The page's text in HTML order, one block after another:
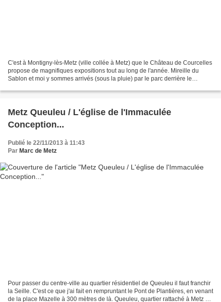
C'est à Montigny-lès-Metz (ville collée à Metz) que le Château de Courcelles
propose de magnifiques expositions tout au long de l'année. Mireille du
Sablon et moi y sommes arrivés (sous la pluie) par le parc derrière le
Metz Queuleu / L'église de l'Immaculée
Conception...
Publié le 22/11/2013 à 11:43
Par Marc de Metz
Pour passer du centre-ville au quartier résidentiel de Queuleu il faut franchir
la Seille. C'est ce que j'ai fait en rempruntant le Pont de Plantières, en venant
de la place Mazelle à 300 mètres de là. Queuleu, quartier rattaché à Metz en